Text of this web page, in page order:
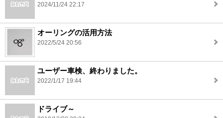
2024/11/24 22:17
オーリングの活用方法
2022/5/24 20:56
ユーザー車検、終わりました。
2022/1/17 19:44
ドライブ～